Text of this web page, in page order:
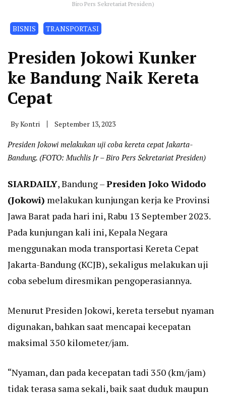
Biro Pers Sekretariat Presiden)
BISNIS TRANSPORTASI
Presiden Jokowi Kunker
ke Bandung Naik Kereta
Cepat
ByKontri September 13, 2023
Presiden Jokowi melakukan uji coba kereta cepat Jakarta-
Bandung. (FOTO: Muchlis Jr – Biro Pers Sekretariat Presiden)
SIARDAILY, Bandung –Presiden Joko Widodo
(Jokowi) melakukan kunjungan kerja ke Provinsi
Jawa Barat pada hari ini, Rabu 13 September 2023.
Pada kunjungan kali ini, Kepala Negara
menggunakan moda transportasi Kereta Cepat
Jakarta-Bandung (KCJB), sekaligus melakukan uji
coba sebelum diresmikan pengoperasiannya.
Menurut Presiden Jokowi, kereta tersebut nyaman
digunakan, bahkan saat mencapai kecepatan
maksimal 350 kilometer/jam.
“Nyaman, dan pada kecepatan tadi 350 (km/jam)
tidak terasa sama sekali, baik saat duduk maupun